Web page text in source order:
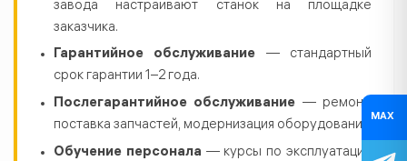
завода настраивают станок на площадке
заказчика.
Гарантийное обслуживание — стандартный
срок гарантии 1–2 года.
Послегарантийное обслуживание — ремонт,
поставка запчастей, модернизация оборудования.
Обучение персонала — курсы по эксплуатации
MAX